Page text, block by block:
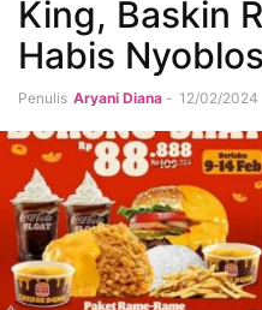
King, Baskin
Habis Nyoblos
Penulis Aryani Diana - 12/02/2024